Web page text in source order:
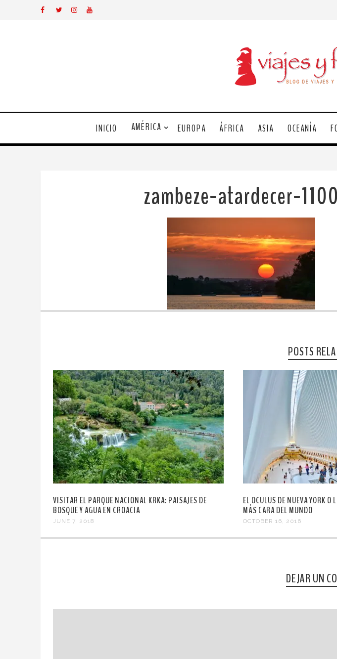
INICIO AMÉRICA EUROPA ÁFRICA ASIA OCEANÍA
zambeze-atardecer-1100
POSTS
VISITAR EL PARQUE NACIONAL KRKA: PAISAJES DE
BOSQUE Y AGUA EN CROACIA
JUNE 7, 2018
EL OCULUS DE NUEVA YORK O
MÁS CARA DEL MUNDO
OCTOBER 16, 2016
DEJAR UN